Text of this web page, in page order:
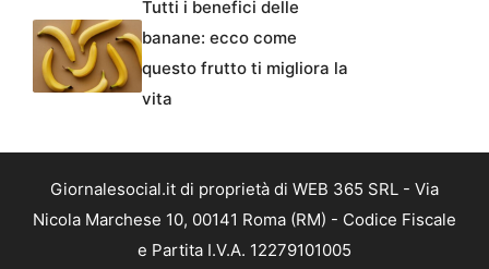
Tutti i benefici delle
banane: ecco come
questo frutto ti migliora la
vita
Giornalesocial.it di proprietà di WEB 365 SRL - Via
Nicola Marchese 10, 00141 Roma (RM) - Codice Fiscale
e Partita I.V.A. 12279101005